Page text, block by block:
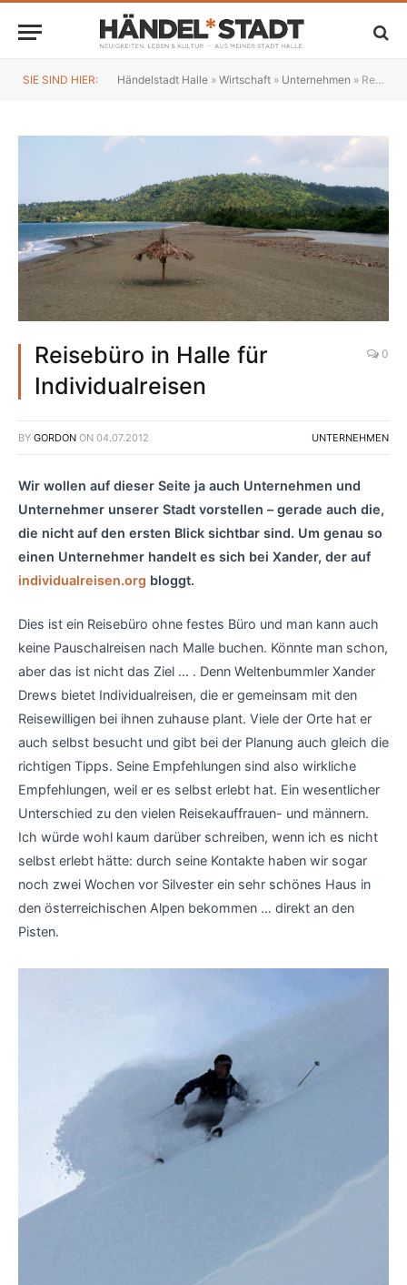
SIE SIND HIER: Händelstadt Halle » Wirtschaft » Unternehmen » Reisebüro in Halle für Individualreisen
Reisebüro in Halle für
Individualreisen
0
BY GORDON ON 04.07.2012 UNTERNEHMEN
Wir wollen auf dieser Seite ja auch Unternehmen und
Unternehmer unserer Stadt vorstellen – gerade auch die,
die nicht auf den ersten Blick sichtbar sind. Um genau so
einen Unternehmer handelt es sich bei Xander, der auf
individualreisen.org bloggt.
Dies ist ein Reisebüro ohne festes Büro und man kann auch
keine Pauschalreisen nach Malle buchen. Könnte man schon,
aber das ist nicht das Ziel … . Denn Weltenbummler Xander
Drews bietet Individualreisen, die er gemeinsam mit den
Reisewilligen bei ihnen zuhause plant. Viele der Orte hat er
auch selbst besucht und gibt bei der Planung auch gleich die
richtigen Tipps. Seine Empfehlungen sind also wirkliche
Empfehlungen, weil er es selbst erlebt hat. Ein wesentlicher
Unterschied zu den vielen Reisekauffrauen- und männern.
Ich würde wohl kaum darüber schreiben, wenn ich es nicht
selbst erlebt hätte: durch seine Kontakte haben wir sogar
noch zwei Wochen vor Silvester ein sehr schönes Haus in
den österreichischen Alpen bekommen … direkt an den
Pisten.